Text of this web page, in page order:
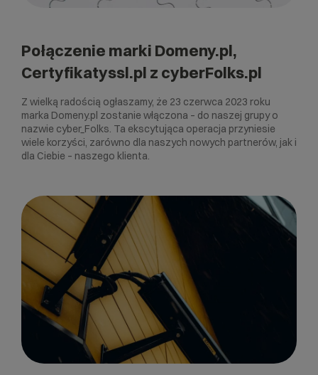
Połączenie marki Domeny.pl,
Certyfikatyssl.pl z cyberFolks.pl
Z wielką radością ogłaszamy, że 23 czerwca 2023 roku
marka Domeny.pl zostanie włączona – do naszej grupy o
nazwie cyber_Folks. Ta ekscytująca operacja przyniesie
wiele korzyści, zarówno dla naszych nowych partnerów, jak i
dla Ciebie – naszego klienta.